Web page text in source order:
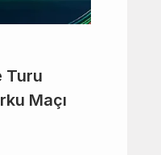
Turu
Maçı